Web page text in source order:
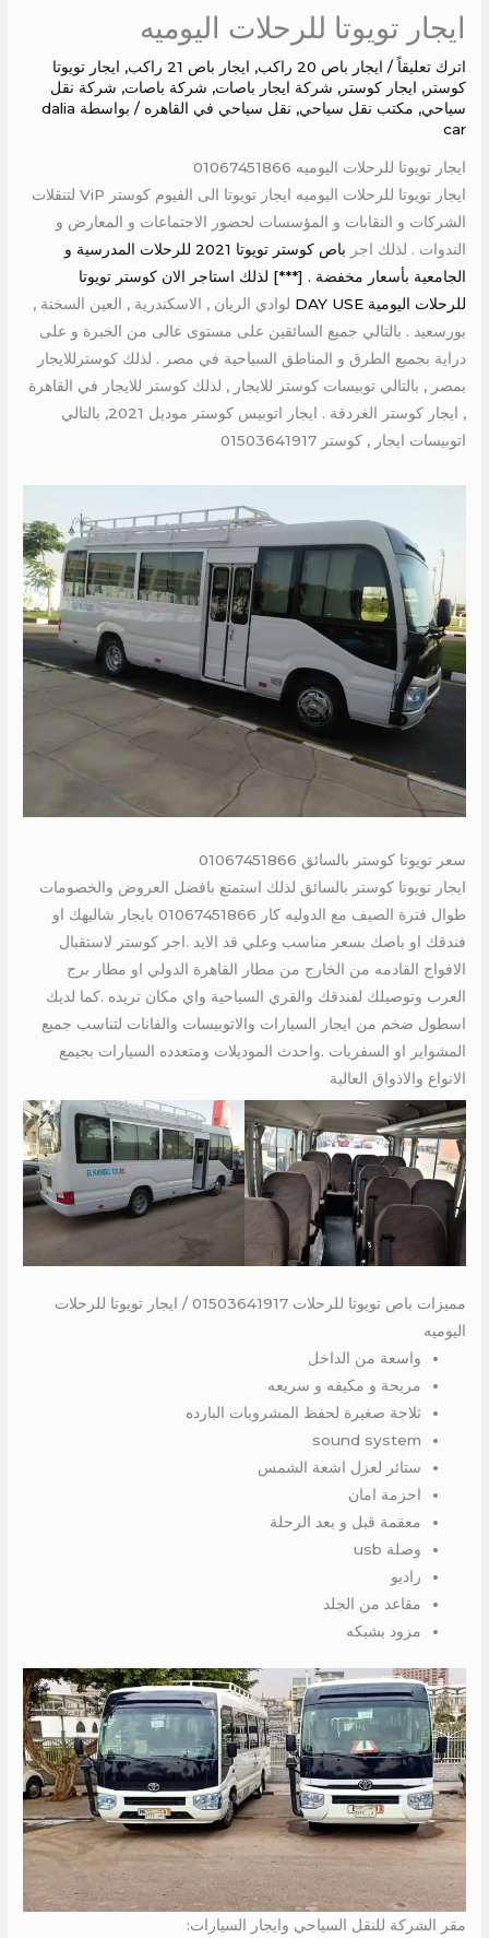
ايجار تويوتا للرحلات اليوميه
اترك تعليقاً / ايجار باص 20 راكب , ايجار باص 21 راكب , ايجار تويوتا
كوستر, ايجار كوستر, شركة ايجار باصات, شركة باصات, شركة نقل
سياحي, مكتب نقل سياحي, نقل سياحي في القاهره / بواسطة dalia
car
ايجار تويوتا للرحلات اليوميه 01067451866
ايجار تويوتا للرحلات اليوميه ايجار تويوتا الى الفيوم كوستر ViP لتنقلات
الشركات و النقابات و المؤسسات لحضور الاجتماعات و المعارض و
الندوات . لذلك اجر
باص كوستر تويوتا 2021 للرحلات المدرسية و
الجامعية بأسعار مخفضة . [***] لذلك استاجر الان كوستر تويوتا
للرحلات اليومية DAY USE
لوادي الريان , الاسكندرية , العين السخنة ,
بورسعيد . بالتالي جميع السائقين على مستوى عالى من الخبرة و على
دراية بجميع الطرق و المناطق السياحية في مصر . لذلك كوسترللايجار
بمصر , بالتالي توبيسات كوستر للايجار , لذلك كوستر للايجار في القاهرة
, ايجار كوستر الغردقة . ايجار اتوبيس كوستر موديل 2021, بالتالي
اتوبيسات ايجار , كوستر 01503641917
سعر تويوتا كوستر بالسائق 01067451866
ايجار تويوتا كوستر بالسائق لذلك استمتع بافضل العروض والخصومات
طوال فترة الصيف مع الدوليه كار 01067451866 بايجار شاليهك او
فندقك او باصك بسعر مناسب وعلي قد الايد .اجر كوستر لاستقبال
الافواج القادمه من الخارج من مطار القاهرة الدولي او مطار برج
العرب وتوصيلك لفندقك والقري السياحية واي مكان تريده .كما لديك
اسطول ضخم من ايجار السيارات والاتوبيسات والفانات لتناسب جميع
المشواير او السفريات .واحدث الموديلات ومتعدده السيارات بجيمع
الانواع والاذواق العالية
مميزات باص تويوتا للرحلات 01503641917 / ايجار تويوتا للرحلات
اليوميه
واسعة من الداخل
مريحة و مكيفه و سريعه
ثلاجة صغيرة لحفظ المشروبات البارده
sound system
ستائر لعزل اشعة الشمس
احزمة امان
معقمة قبل و بعد الرحلة
وصلة usb
راديو
مقاعد من الجلد
مزود بشبكه
مقر الشركة للنقل السياحي وايجار السيارات: